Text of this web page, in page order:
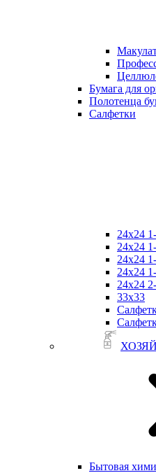
Бумага для
Полотенца
Салфетки
24х24
24х24
24х24
24х24
24х24
33х33
Бытовая